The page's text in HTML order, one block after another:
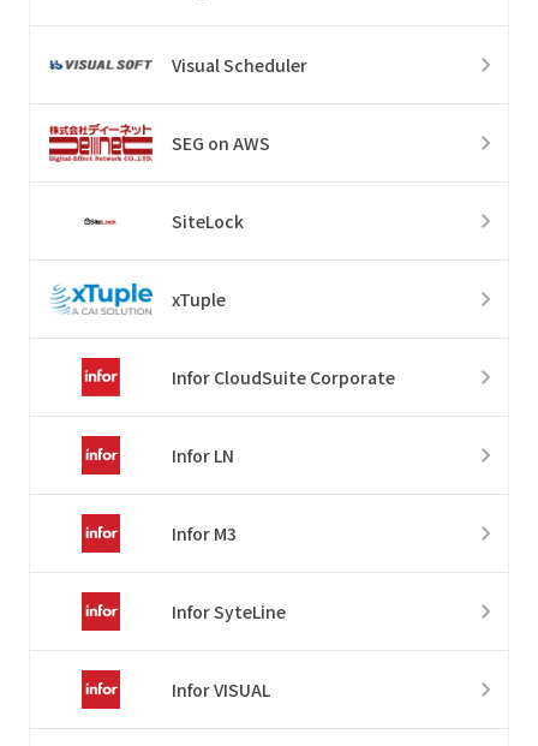
Visual Scheduler
SEG on AWS
SiteLock
xTuple
Infor CloudSuite Corporate
Infor LN
Infor M3
Infor SyteLine
Infor VISUAL